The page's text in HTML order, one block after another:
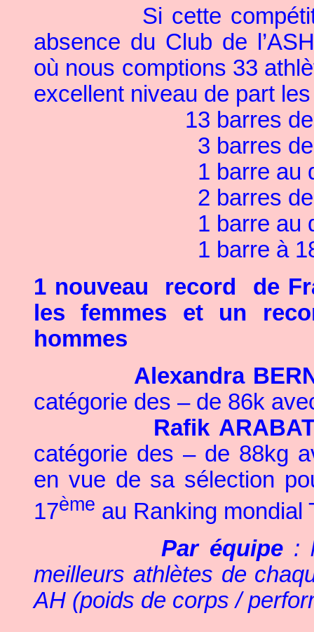
Si cette
absence du Club de
où nous comptions 33
excellent niveau de part
13 barres
3 barres
1 barre au
2 barres
1 barre au
1 barre à
1 nouveau
record
de
les femmes et un
hommes
Alexandra
catégorie des – de 86k
Rafik
catégorie des – de 88kg
en vue de sa sélection
17ème au Ranking mondial
Par équipe:
meilleurs athlètes de
AH (poids de corps /